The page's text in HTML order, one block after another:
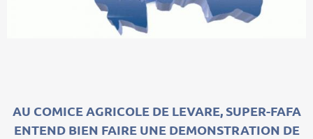
AU COMICE AGRICOLE DE LEVARE, SUPER-FAFA
ENTEND BIEN FAIRE UNE DEMONSTRATION DE